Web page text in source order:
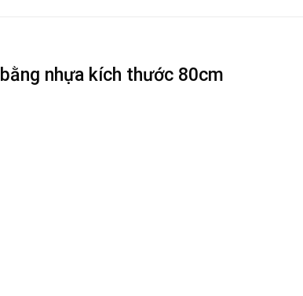
bằng nhựa kích thước 80cm